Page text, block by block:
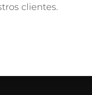
clientes.